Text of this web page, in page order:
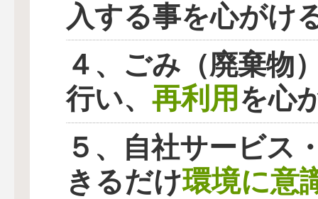
入する事を心がけ
４、ごみ（廃棄物
行い、 再利用を心
５、自社サービス
きるだけ環境に意